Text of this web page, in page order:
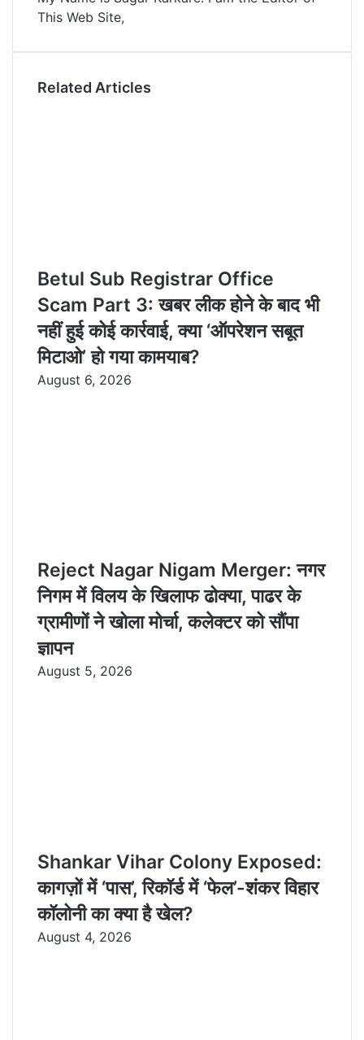
m
i
This Web Site,
Related Articles
Betul Sub Registrar Office
Scam Part 3: खबर लीक होने के बाद भी
नहीं हुई कोई कार्रवाई, क्या ‘ऑपरेशन सबूत
मिटाओ’ हो गया कामयाब?
August 6, 2026
Reject Nagar Nigam Merger: नगर
निगम में विलय के खिलाफ ढोक्या, पाढर के
ग्रामीणों ने खोला मोर्चा, कलेक्टर को सौंपा
ज्ञापन
August 5, 2026
Shankar Vihar Colony Exposed:
कागज़ों में ‘पास’, रिकॉर्ड में ‘फेल’-शंकर विहार
कॉलोनी का क्या है खेल?
August 4, 2026